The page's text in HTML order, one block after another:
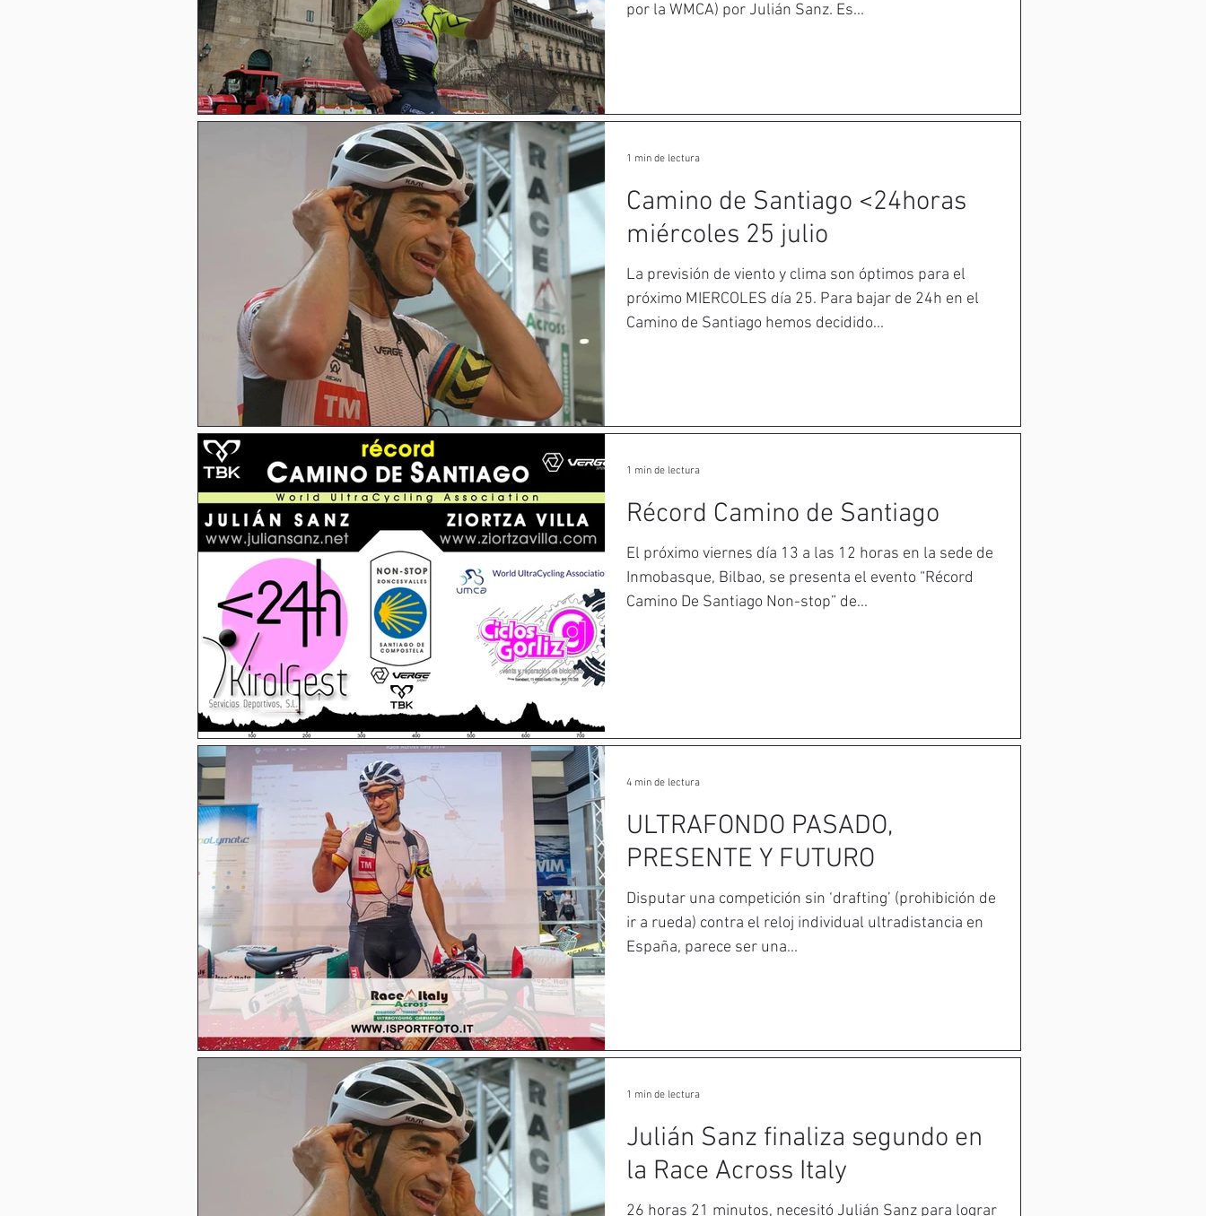
por la WMCA) por Julián Sanz. Es...
Camino de Santiago <24horas
miércoles 25 julio
La previsión de viento y clima son óptimos para el
próximo MIERCOLES día 25. ‪Para bajar de 24h en el
Camino de Santiago hemos decidido...
1 min de lectura
Récord Camino de Santiago
El próximo viernes día 13 a las 12 horas en la sede de
Inmobasque, Bilbao, se presenta el evento “Récord
Camino De Santiago Non-stop” de...
1 min de lectura
ULTRAFONDO PASADO,
PRESENTE Y FUTURO
Disputar una competición sin ‘drafting’ (prohibición de
ir a rueda) contra el reloj individual ultradistancia en
España, parece ser una...
4 min de lectura
Julián Sanz finaliza segundo en
la Race Across Italy
26 horas 21 minutos, necesitó Julián Sanz para lograr
1 min de lectura